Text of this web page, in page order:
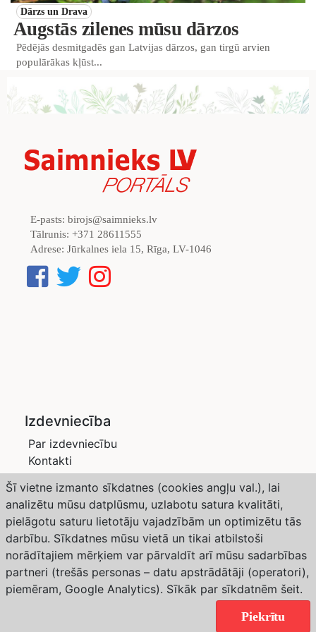
Dārzs un Drava
Augstās zilenes mūsu dārzos
Pēdējās desmitgadēs gan Latvijas dārzos, gan tirgū arvien
populārākas kļūst...
E-pasts: birojs@saimnieks.lv
Tālrunis: +371 28611555
Adrese: Jūrkalnes iela 15, Rīga, LV-1046
Izdevniecība
Par izdevniecību
Kontakti
Privātuma politika
Žurnāli
Saimnieks LV
Dārzs un Drava
Abonēšana
Weather forecast from Yr, delivered by the Norwegian
Meteorological Institute and NRK
Copyright © 2024 Izdevniecība “SaimnieksLV”. All
Šī vietne izmanto sīkdatnes (cookies angļu val.), lai
analizētu mūsu datplūsmu, uzlabotu satura kvalitāti,
pielāgotu saturu lietotāju vajadzībām un optimizētu tās
darbību. Sīkdatnes mūsu vietā un tikai atbilstoši
norādītajiem mērķiem var pārvaldīt arī mūsu sadarbības
partneri (trešās personas – datu apstrādātāji (operatori),
piemēram, Google Analytics). Sīkāk par sīkdatnēm šeit.
Piekrītu